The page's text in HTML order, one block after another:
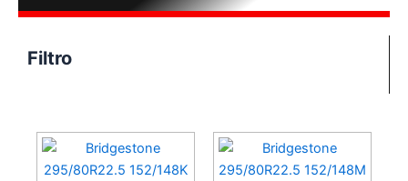
Filtro
En stock